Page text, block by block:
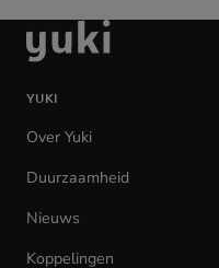
Ga
naar
homepage
YUKI
Over Yuki
Duurzaamheid
Nieuws
Koppelingen